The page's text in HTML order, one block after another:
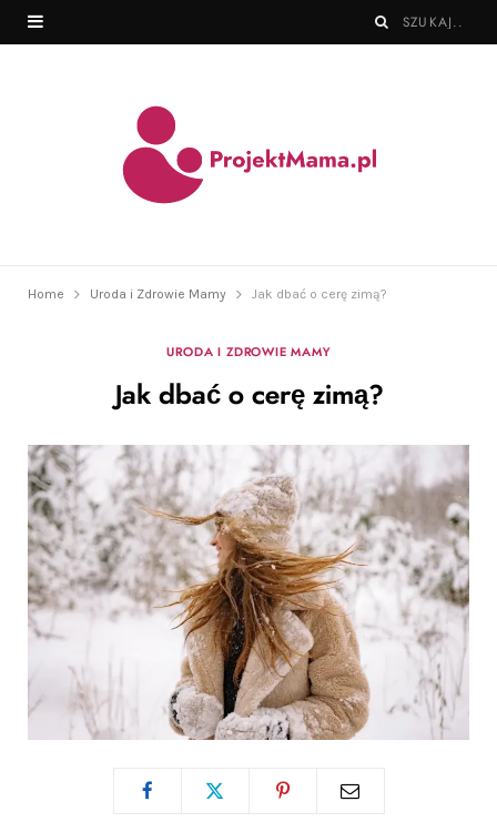
Home Uroda i Zdrowie Mamy Jak dbać o cerę zimą?
URODA I ZDROWIE MAMY
Jak dbać o cerę zimą?